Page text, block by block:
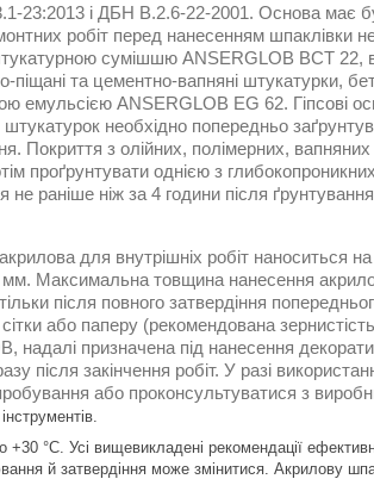
23:2013 і ДБН В.2.6-22-2001. Основа має
робіт перед нанесенням шпаклівки
сумішшю ANSERGLOB ВСТ 22,
та цементно-вапняні штукатурки,
емульсією ANSERGLOB EG 62. Гіпсові
необхідно попередньо
Покриття з олійних, полімерних,
проґрунтувати однією з
раніше ніж за 4 години після
для внутрішніх робіт наноситься
мм. Максимальна товщина нанесення
після повного затвердіння
або паперу (рекомендована
надалі призначена під нанесення
після закінчення робіт. У разі
або проконсультуватися з
°C. Усі вищевикладені рекомендації
й затвердіння може змінитися. Акрилову